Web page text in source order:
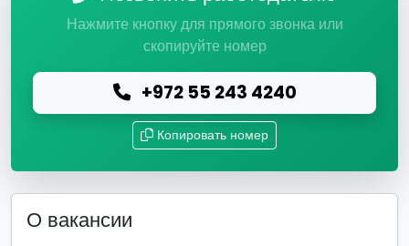
Нажмите кнопку для прямого звонка или
скопируйте номер
+972 55 243 4240
Копировать номер
О вакансии